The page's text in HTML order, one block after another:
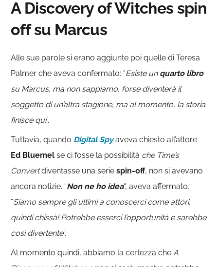
A Discovery of Witches spin
off su Marcus
Alle sue parole si erano aggiunte poi quelle di Teresa
Palmer che aveva confermato: “Esiste un quarto libro
su Marcus, ma non sappiamo, forse diventerà il
soggetto di un’altra stagione, ma al momento, la storia
finisce qui”.
Tuttavia, quando Digital Spyaveva chiesto all’attore
Ed Bluemel se ci fosse la possibilità che Time’s
Convertdiventasse una seriespin-off, non si avevano
ancora notizie. “Non ne ho idea“, aveva affermato.
“Siamo sempre gli ultimi a conoscerci come attori,
quindi chissà! Potrebbe esserci l’opportunità e sarebbe
così divertente“.
Al momento quindi, abbiamo la certezza cheA